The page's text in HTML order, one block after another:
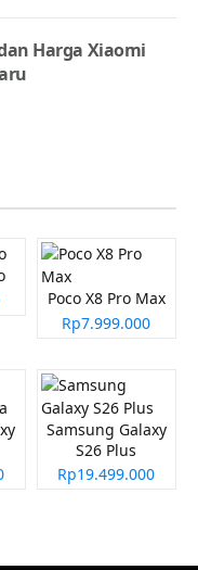
Harga Xiaomi
Poco X8 Pro Max
Rp7.999.000
Samsung Galaxy
S26 Plus
Rp19.499.000